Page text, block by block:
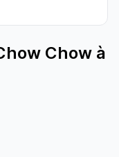
Chow à